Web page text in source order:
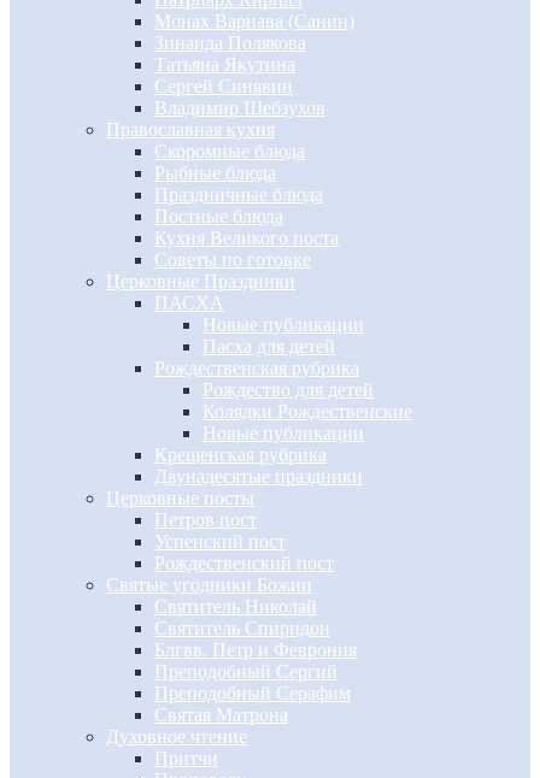
Монах Варнава (Санин)
Зинаида Полякова
Татьяна Якутина
Сергей Синявин
Владимир Шебзухов
Православная кухня
Скоромные блюда
Рыбные блюда
Праздничные блюда
Постные блюда
Кухня Великого поста
Советы по готовке
Церковные Праздники
ПАСХА
Новые публикации
Пасха для детей
Рождественская рубрика
Рождество для детей
Колядки Рождественские
Новые публикации
Крещенская рубрика
Двунадесятые праздники
Церковные посты
Петров пост
Успенский пост
Рождественский пост
Святые угодники Божии
Святитель Николай
Святитель Спиридон
Блгвв. Петр и Феврония
Преподобный Сергий
Преподобный Серафим
Святая Матрона
Духовное чтение
Притчи